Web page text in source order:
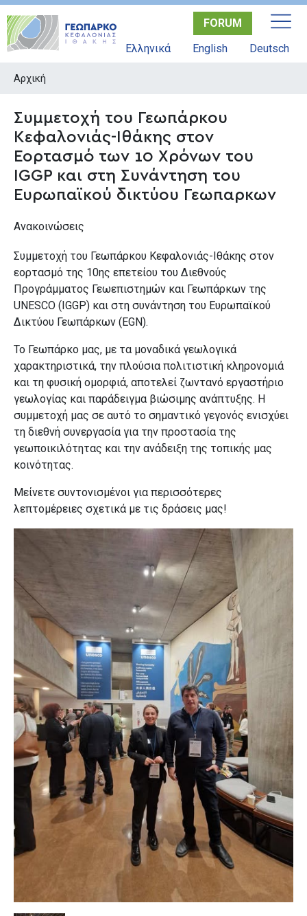
Παράκαμψη
FORUM
Ελληνικά
English Deutsch
Αρχική
Συμμετοχή του Γεωπάρκου
Κεφαλονιάς-Ιθάκης στον
Εορτασμό των 10 Χρόνων του
IGGP και στη Συνάντηση του
Ευρωπαϊκού δικτύου Γεωπαρκων
Ανακοινώσεις
Συμμετοχή του Γεωπάρκου Κεφαλονιάς-Ιθάκης στον
εορτασμό της 10ης επετείου του Διεθνούς
Προγράμματος Γεωεπιστημών και Γεωπάρκων της
UNESCO (IGGP) και στη συνάντηση του Ευρωπαϊκού
Δικτύου Γεωπάρκων (EGN).
Το Γεωπάρκο μας, με τα μοναδικά γεωλογικά
χαρακτηριστικά, την πλούσια πολιτιστική κληρονομιά
και τη φυσική ομορφιά, αποτελεί ζωντανό εργαστήριο
γεωλογίας και παράδειγμα βιώσιμης ανάπτυξης. Η
συμμετοχή μας σε αυτό το σημαντικό γεγονός ενισχύει
τη διεθνή συνεργασία για την προστασία της
γεωποικιλότητας και την ανάδειξη της τοπικής μας
κοινότητας.
Μείνετε συντονισμένοι για περισσότερες
λεπτομέρειες σχετικά με τις δράσεις μας!